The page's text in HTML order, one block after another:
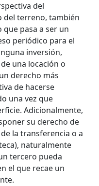
del
terreno, también
pasa a ser un
periódico para el
inversión,
una locación o
derecho más
de hacerse
una vez que
Adicionalmente,
su derecho de
la transferencia o a
naturalmente
tercero pueda
el que recae un